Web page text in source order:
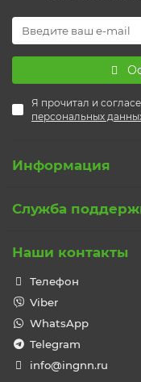
Я прочитал и
персональных
Информация
Служба
Наши контакты
Телефон
Viber
WhatsApp
Telegram
info@ingnn.ru